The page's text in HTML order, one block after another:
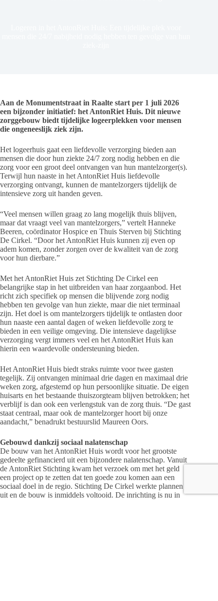
Aan de Monumentstraat in Raalte start per 1 juli 2026
een bijzonder initiatief: het AntonRiet Huis. Dit nieuwe
zorggebouw biedt tijdelijke logeerplekken voor mensen
die ongeneeslijk ziek zijn.
Het logeerhuis gaat een liefdevolle verzorging bieden aan
mensen die door hun ziekte 24/7 zorg nodig hebben en die
zorg voor een groot deel ontvangen van hun mantelzorger(s).
Terwijl hun naaste in het AntonRiet Huis liefdevolle
verzorging ontvangt, kunnen de mantelzorgers tijdelijk de
intensieve zorg uit handen geven.
“Veel mensen willen graag zo lang mogelijk thuis blijven,
maar dat vraagt veel van mantelzorgers,” vertelt Hanneke
Beeren, coördinator Hospice en Thuis Sterven bij Stichting
De Cirkel. “Door het AntonRiet Huis kunnen zij even op
adem komen, zonder zorgen over de kwaliteit van de zorg
voor hun dierbare.”
Met het AntonRiet Huis zet Stichting De Cirkel een
belangrijke stap in het uitbreiden van haar zorgaanbod. Het
richt zich specifiek op mensen die blijvende zorg nodig
hebben ten gevolge van hun ziekte, maar die niet terminaal
zijn. Het doel is om mantelzorgers tijdelijk te ontlasten door
hun naaste een aantal dagen of weken liefdevolle zorg te
bieden in een veilige omgeving. Die intensieve dagelijkse
verzorging vergt immers veel en het AntonRiet Huis kan
hierin een waardevolle ondersteuning bieden.
Het AntonRiet Huis biedt straks ruimte voor twee gasten
tegelijk. Zij ontvangen minimaal drie dagen en maximaal drie
weken zorg, afgestemd op hun persoonlijke situatie. De eigen
huisarts en het bestaande thuiszorgteam blijven betrokken; het
verblijf is dan ook een verlengstuk van de zorg thuis. “De gast
staat centraal, maar ook de mantelzorger hoort bij onze
aandacht,” benadrukt bestuurslid Maureen Oors.
Gebouwd dankzij sociaal nalatenschap
De bouw van het AntonRiet Huis wordt voor het grootste
gedeelte gefinancierd uit een bijzondere nalatenschap. Vanuit
de AntonRiet Stichting kwam het verzoek om met het geld
een project op te zetten dat ten goede zou komen aan een
sociaal doel in de regio. Stichting De Cirkel werkte plannen
uit en de bouw is inmiddels voltooid. De inrichting is nu in